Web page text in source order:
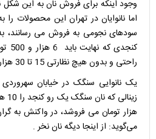
وجود اینکه برای فروش نان به این
اما نانوایان در تهران این محصولات را
سودهای نجومی به فروش می
راحتی و بدون هیچ نظارتی 15 تا 30 هزار تومان می فروشند.
یک نانوایی سنگک در خیابان
هزار تومان می فروشد، در واکنش به
می‌گوید: از اینجا دیگه نان نخر .